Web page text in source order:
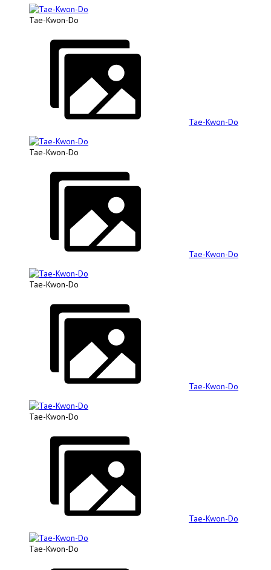
Tae-Kwon-Do
Tae-Kwon-Do
Tae-Kwon-Do
Tae-Kwon-Do
Tae-Kwon-Do
Tae-Kwon-Do
Tae-Kwon-Do
Tae-Kwon-Do
Tae-Kwon-Do